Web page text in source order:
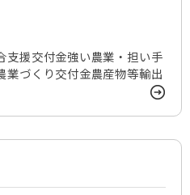
支援交付金強い農業・担い手
業づくり交付金農産物等輸出